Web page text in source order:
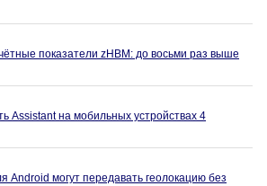
показатели zHBM: до восьми раз выше
Assistant на мобильных устройствах 4
Android могут передавать геолокацию без